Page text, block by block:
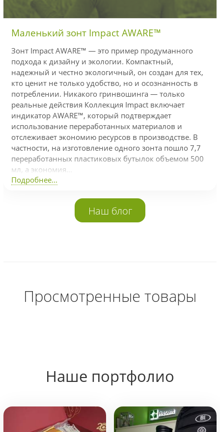
Маленький зонт Impact AWARE™
Зонт Impact AWARE™ — это пример продуманного
подхода к дизайну и экологии. Компактный,
надежный и честно экологичный, он создан для тех,
кто ценит не только удобство, но и осознанность в
потреблении. Никакого гринвошинга — только
реальные действия Коллекция Impact включает
индикатор AWARE™, который подтверждает
использование переработанных материалов и
отслеживает экономию ресурсов в производстве. В
частности, на изготовление одного зонта пошло 7,7
переработанных пластиковых бутылок объемом 500
мл, а экономия...
Подробнее...
Наш блог
Просмотренные товары
Наше портфолио